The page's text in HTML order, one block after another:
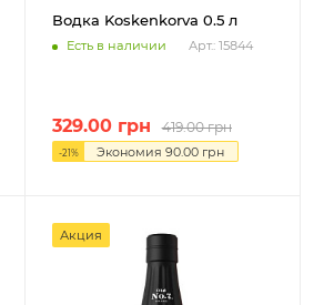
Водка Koskenkorva 0.5 л
Есть в наличии Арт.: 15844
329.00грн 419.00грн
-21% Экономия 90.00грн
Акция